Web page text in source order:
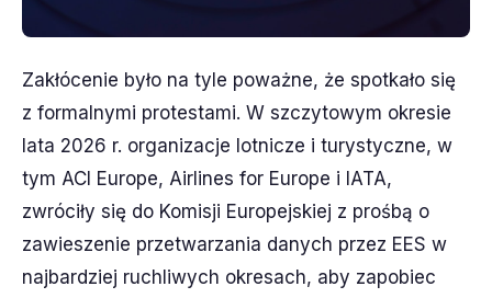
Zakłócenie było na tyle poważne, że spotkało się
z formalnymi protestami. W szczytowym okresie
lata 2026 r. organizacje lotnicze i turystyczne, w
tym ACI Europe, Airlines for Europe i IATA,
zwróciły się do Komisji Europejskiej z prośbą o
zawieszenie przetwarzania danych przez EES w
najbardziej ruchliwych okresach, aby zapobiec